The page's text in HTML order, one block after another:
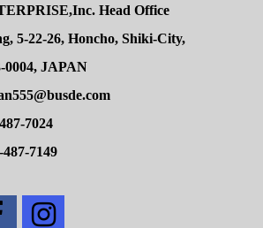
Head Office
5-22-26, Honcho, Shiki-City,
0004, JAPAN
7024
7149